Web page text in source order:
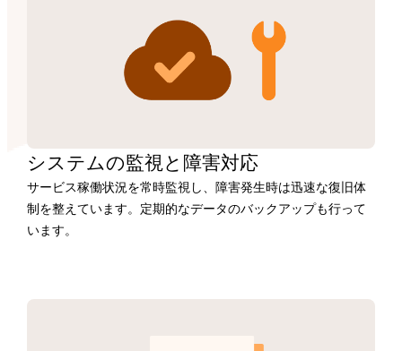
システムの監視と障害対応
サービス稼働状況を常時監視し、障害発生時は迅速な復旧体
制を整えています。定期的なデータのバックアップも行って
います。